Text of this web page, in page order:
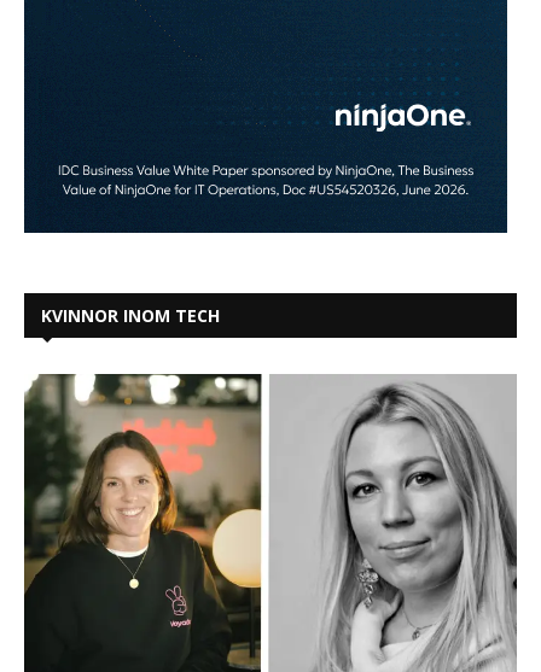
KVINNOR INOM TECH